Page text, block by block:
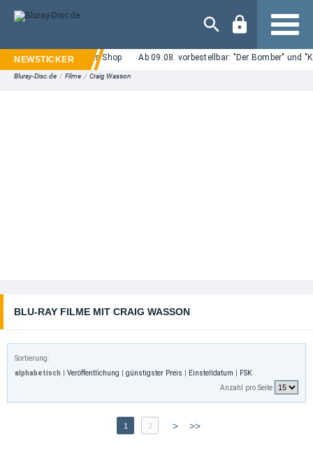
Navigation
im Plaion Pictures Shop Ab 09.08. vorbestellbar: "Der Bomber" und
Bluray-Disc.de / Filme / Craig Wasson
BLU-RAY FILME MIT CRAIG WASSON
Sortierung:
alphabetisch
Veröffentlichung günstigster Preis Einstelldatum
FSK
Anzahl pro Seite
1 2 > >>